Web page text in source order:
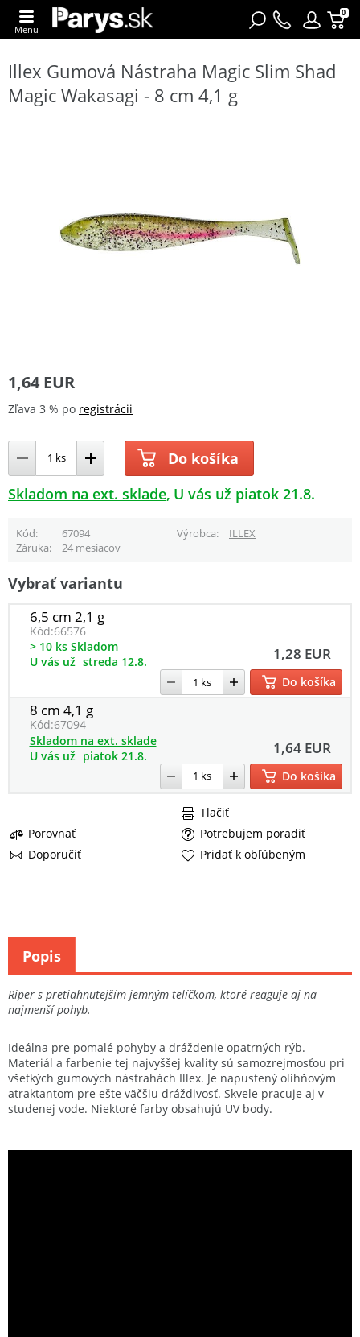
0
Menu
Illex Gumová Nástraha Magic Slim Shad
Magic Wakasagi - 8 cm 4,1 g
1,64 EUR
Zľava 3 % po registrácii
Do košíka
Skladom na ext. sklade U vás už piatok 21.8.
Kód 67094 Výrobca
ILLEX
Záruka
24 mesiacov
Vybrať variantu
6,5 cm 2,1 g
Kód:66576
1,28 EUR
> 10 ks Skladom
U vás už streda 12.8.
Do košíka
8 cm 4,1 g
Kód:67094
1,64 EUR
Skladom na ext. sklade
U vás už piatok 21.8.
Do košíka
Porovnať
Potrebujem poradiť
Doporučiť
Tlačiť
Pridať k obľúbeným
Riper s pretiahnutejším jemným telíčkom, ktoré reaguje aj na
najmenší pohyb.
Ideálna pre pomalé pohyby a dráždenie opatrných rýb.
Materiál a farbenie tej najvyššej kvality sú samozrejmosťou pri
všetkých gumových nástrahách Illex. Je napustený olihňovým
atraktantom pre ešte väčšiu dráždivosť. Skvele pracuje aj v
studenej vode. Niektoré farby obsahujú UV body.
Popis